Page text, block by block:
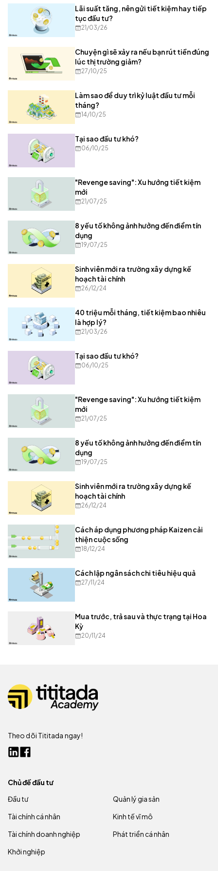
Lãi suất tăng, nên gửi tiết kiệm hay tiếp
tục đầu tư?
21/03/26
Chuyện gì sẽ xảy ra nếu bạn rút tiền đúng
lúc thị trường giảm?
27/10/25
Làm sao để duy trì kỷ luật đầu tư mỗi
tháng?
14/10/25
Tại sao đầu tư khó?
06/10/25
"Revenge saving": Xu hướng tiết kiệm
mới
21/07/25
8 yếu tố không ảnh hưởng đến điểm tín
dụng
19/07/25
Sinh viên mới ra trường xây dựng kế
hoạch tài chính
26/12/24
40 triệu mỗi tháng, tiết kiệm bao nhiêu
là hợp lý?
21/03/26
Tại sao đầu tư khó?
06/10/25
"Revenge saving": Xu hướng tiết kiệm
mới
21/07/25
8 yếu tố không ảnh hưởng đến điểm tín
dụng
19/07/25
Sinh viên mới ra trường xây dựng kế
hoạch tài chính
26/12/24
Cách áp dụng phương pháp Kaizen cải
thiện cuộc sống
18/12/24
Cách lập ngân sách chi tiêu hiệu quả
27/11/24
Mua trước, trả sau và thực trạng tại Hoa
Kỳ
20/11/24
Theo dõi Tititada ngay!
Chủ đề đầu tư
Đầu tư
Quản lý gia sản
Tài chính cá nhân
Kinh tế vĩ mô
Tài chính doanh nghiệp
Phát triển cá nhân
Khởi nghiệp